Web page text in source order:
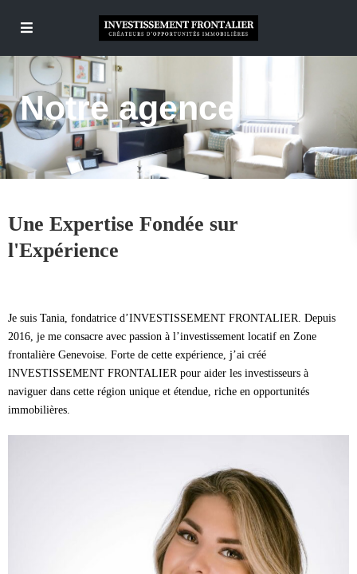
Notre agence
Une Expertise Fondée sur
l'Expérience
Je suis Tania, fondatrice d’INVESTISSEMENT FRONTALIER. Depuis
2016, je me consacre avec passion à l’investissement locatif en Zone
frontalière Genevoise. Forte de cette expérience, j’ai créé
INVESTISSEMENT FRONTALIER pour aider les investisseurs à
naviguer dans cette région unique et étendue, riche en opportunités
immobilières.